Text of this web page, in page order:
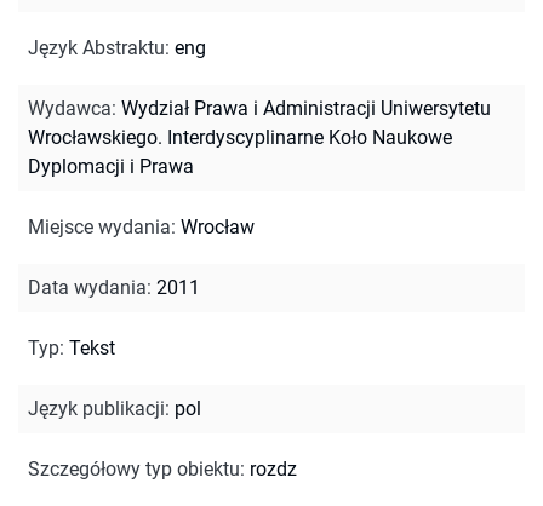
Język Abstraktu: eng
Wydawca: Wydział Prawa i Administracji Uniwersytetu
Wrocławskiego. Interdyscyplinarne Koło Naukowe
Dyplomacji i Prawa
Miejsce wydania: Wrocław
Data wydania: 2011
Typ: Tekst
Język publikacji: pol
Szczegółowy typ obiektu: rozdz